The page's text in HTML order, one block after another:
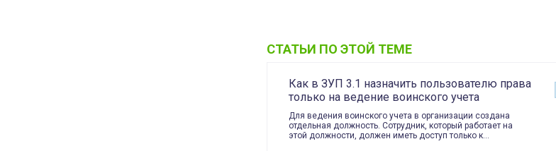
СТАТЬИ ПО ЭТОЙ ТЕМЕ
Как в ЗУП 3.1 назначить пользователю права
только на ведение воинского учета
Для ведения воинского учета в организации создана
отдельная должность. Сотрудник, который работает на
этой должности, должен иметь доступ только к…